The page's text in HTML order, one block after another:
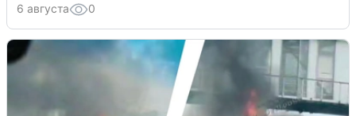
6 августа 0